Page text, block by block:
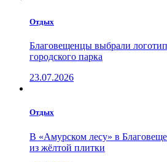
Отдых
Благовещенцы выбрали
городского парка
23.07.2026
Отдых
В «Амурском лесу» в
из жёлтой плитки